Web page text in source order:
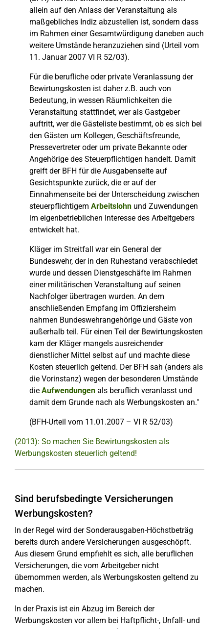
allein auf den Anlass der Veranstaltung als
maßgebliches Indiz abzustellen ist, sondern dass
im Rahmen einer Gesamtwürdigung daneben auch
weitere Umstände heranzuziehen sind (Urteil vom
11. Januar 2007 VI R 52/03).
Für die berufliche oder private Veranlassung der
Bewirtungskosten ist daher z.B. auch von
Bedeutung, in wessen Räumlichkeiten die
Veranstaltung stattfindet, wer als Gastgeber
auftritt, wer die Gästeliste bestimmt, ob es sich bei
den Gästen um Kollegen, Geschäftsfreunde,
Pressevertreter oder um private Bekannte oder
Angehörige des Steuerpflichtigen handelt. Damit
greift der BFH für die Ausgabenseite auf
Gesichtspunkte zurück, die er auf der
Einnahmenseite bei der Unterscheidung zwischen
steuerpflichtigem Arbeitslohn und Zuwendungen
im eigenbetrieblichen Interesse des Arbeitgebers
entwickelt hat.
Kläger im Streitfall war ein General der
Bundeswehr, der in den Ruhestand verabschiedet
wurde und dessen Dienstgeschäfte im Rahmen
einer militärischen Veranstaltung auf seinen
Nachfolger übertragen wurden. An dem
anschließenden Empfang im Offiziersheim
nahmen Bundeswehrangehörige und Gäste von
außerhalb teil. Für einen Teil der Bewirtungskosten
kam der Kläger mangels ausreichender
dienstlicher Mittel selbst auf und machte diese
Kosten steuerlich geltend. Der BFH sah (anders als
die Vorinstanz) wegen der besonderen Umstände
die Aufwendungen als beruflich veranlasst und
damit dem Grunde nach als Werbungskosten an."
(BFH-Urteil vom 11.01.2007 – VI R 52/03)
(2013): So machen Sie Bewirtungskosten als
Werbungskosten steuerlich geltend!
Sind berufsbedingte Versicherungen
Werbungskosten?
In der Regel wird der Sonderausgaben-Höchstbeträg
bereits durch andere Versicherungen ausgeschöpft.
Aus diesem Grund empfiehlt es sich, alle beruflichen
Versicherungen, die vom Arbeitgeber nicht
übernommen werden, als Werbungskosten geltend zu
machen.
In der Praxis ist ein Abzug im Bereich der
Werbungskosten vor allem bei Haftpflicht-, Unfall- und